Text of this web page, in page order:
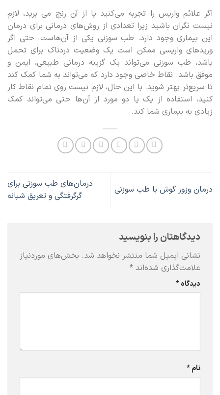
اگر علائم واریس را تجربه می‌کنید یا از آن رنج می برید، لازم
نیست نگران باشید زیرا تعدادی از روش‌های درمانی برای درمان
این بیماری وجود دارد. طب سوزنی یکی از آن‌هاست. حتی اگر
وریدهای واریسی ممکن است یک وضعیت دردناک برای تحمل
باشد، طب سوزنی می‌تواند یک گزینه درمانی طبیعی، ایمن و
موفق باشد. نقاط خاصی وجود دارد که می‌تواند به شما کمک کند
تا سریع‌تر بهتر شوید. با این حال، لازم نیست روی تمام نقاط کار
کنید، استفاده از یک یا دو مورد از آن‌ها حتی می‌تواند کمک
زیادی به بیماری شما کند.
درمان وزوز گوش با طب سوزنی
درمان‌های طب سوزنی برای
گرگرفتگی و تعریق شبانه
دیدگاهتان را بنویسید
نشانی ایمیل شما منتشر نخواهد شد. بخش‌های موردنیاز
علامت‌گذاری شده‌اند *
دیدگاه*
نام*